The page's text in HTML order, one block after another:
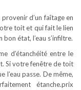
d’un faîtage en
toit et qui fait le lien
état, l’eau s’infiltre.
d’étanchéité entre le
Si votre fenêtre de toit
l’eau passe. De même,
étanche.prix